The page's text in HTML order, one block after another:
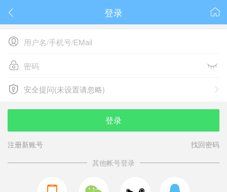
 
登录

 
 
安全提问(未设置请忽略)
安全提问(未设置请忽略)
登录
注册新账号
找回密码
其他帐号登录